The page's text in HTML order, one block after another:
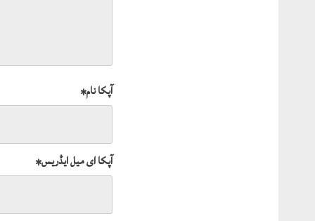
آپکا نام*
آپکا ای میل ایڈریس*